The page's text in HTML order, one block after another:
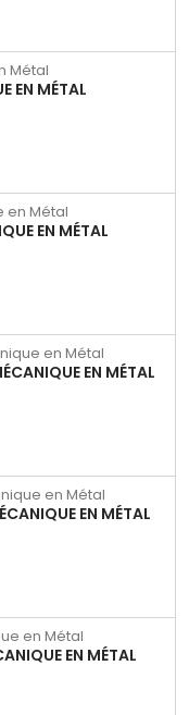
EN MÉTAL
EN MÉTAL
EN MÉTAL
EN MÉTAL
EN MÉTAL